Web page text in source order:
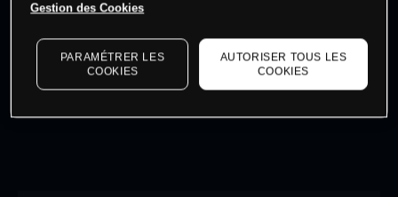
dernières données du marché.Log into see latest
market data
Gestion des Cookies
PARAMÉTRER LES
COOKIES
AUTORISER TOUS LES
COOKIES